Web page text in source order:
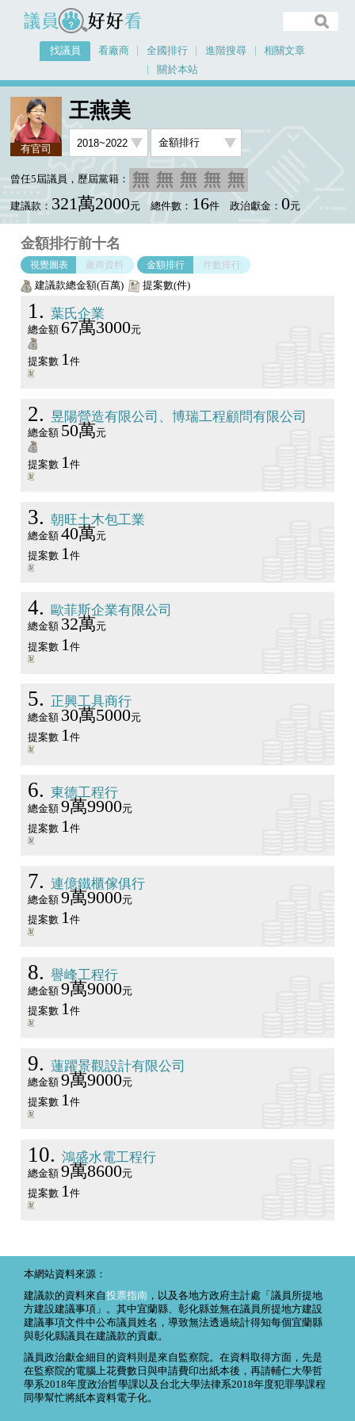
議員好好看
找議員 看廠商 全國排行 進階搜尋
相關文章
關於本站
首頁 找議員 金額排行視覺圖表
有官司
王燕美
曾任5屆議員，歷屆黨籍：
建議款： 321萬2000元 總件數： 16件 政治獻金： 0元
金額排行前十名
視覺圖表 廠商資料 金額排行 件數排行
建議款總金額(百萬) 提案數(件)
1 葉氏企業
總金額 67萬3000元
提案數 1 件
2 昱陽營造有限公司、博瑞工程顧問有限公司
總金額 50萬元
提案數 1 件
3 朝旺土木包工業
總金額 40萬元
提案數 1 件
4 歐菲斯企業有限公司
總金額 32萬元
提案數 1 件
5 正興工具商行
總金額 30萬5000元
提案數 1件
6 東德工程行
總金額 9萬9900元
提案數 1件
7 連億鐵櫃傢俱行
總金額 9萬9000元
提案數 1件
8 譽峰工程行
總金額 9萬9000元
提案數 1件
9 蓮躍景觀設計有限公司
總金額 9萬9000元
提案數 1件
10 鴻盛水電工程行
總金額 9萬8600元
提案數 1件
本網站資料來源：
建議款的資料來自投票指南 ，以及各地方政府主計處「議員所提地
方建設建議事項」。其中宜蘭縣、彰化縣並無在議員所提地方建設
建議事項文件中公布議員姓名，導致無法透過統計得知每個宜蘭縣
與彰化縣議員在建議款的貢獻。
議員政治獻金細目的資料則是來自監察院。在資料取得方面，先是
在監察院的電腦上花費數日與申請費印出紙本後，再請輔仁大學哲
學系2018年度政治哲學課以及台北大學法律系2018年度犯罪學課程
同學幫忙將紙本資料電子化。